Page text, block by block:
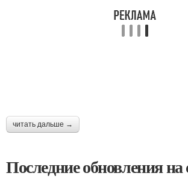
читать дальше →
Последние обновления на